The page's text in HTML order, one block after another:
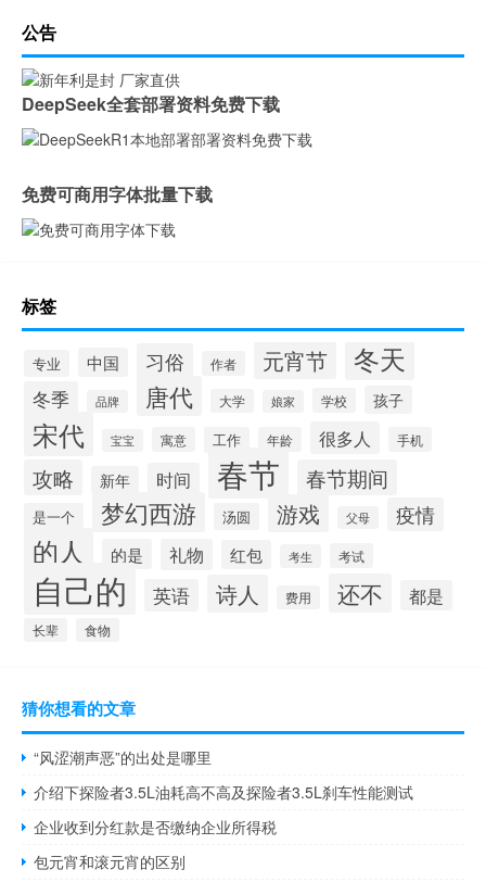
公告
DeepSeek全套部署资料免费下载
免费可商用字体批量下载
标签
专业 中国 习俗 作者 元宵节 冬天
冬季 品牌 唐代 大学 娘家 学校 孩子
宋代 宝宝 寓意 工作 年龄 很多人 手机
攻略 新年 时间 春节 春节期间
是一个 梦幻西游 汤圆 游戏 父母 疫情
的人 的是 礼物 红包 考生 考试
自己的 英语 诗人 费用 还不 都是
长辈 食物
猜你想看的文章
“风涩潮声恶”的出处是哪里
介绍下探险者3.5L油耗高不高及探险者3.5L刹车性能测试
企业收到分红款是否缴纳企业所得税
包元宵和滚元宵的区别